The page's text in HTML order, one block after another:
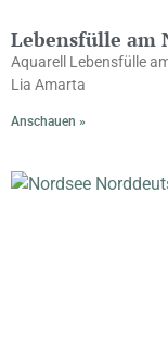
Lebensfülle am
Aquarell Lebensfülle
Lia Amarta
Anschauen »